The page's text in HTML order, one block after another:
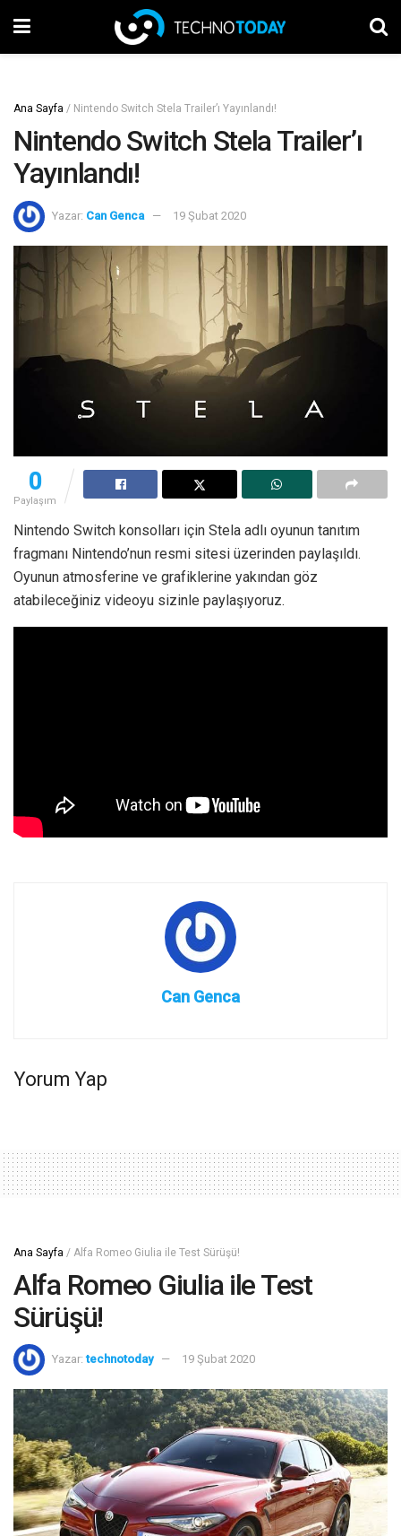
Ana Sayfa / Nintendo Switch Stela Trailer’ı Yayınlandı!
Nintendo Switch Stela Trailer’ı
Yayınlandı!
Yazar: Can Genca 19 Şubat 2020
0
Paylaşım
Nintendo Switch konsolları için Stela adlı oyunun tanıtım
fragmanı Nintendo’nun resmi sitesi üzerinden paylaşıldı.
Oyunun atmosferine ve grafiklerine yakından göz
atabileceğiniz videoyu sizinle paylaşıyoruz.
Can Genca
Yorum Yap
Ana Sayfa / Alfa Romeo Giulia ile Test Sürüşü!
Alfa Romeo Giulia ile Test
Sürüşü!
Yazar: technotoday 19 Şubat 2020